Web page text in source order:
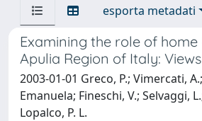
esporta metadati
Examining the role of
Apulia Region of Italy:
2003-01-01 Greco, P.; Vimercati,
Emanuela; Fineschi, V.; Selvaggi,
Lopalco, P. L.